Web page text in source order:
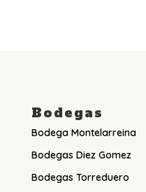
Bodegas
Bodega Montelarreina
Bodegas Diez Gomez
Bodegas Torreduero